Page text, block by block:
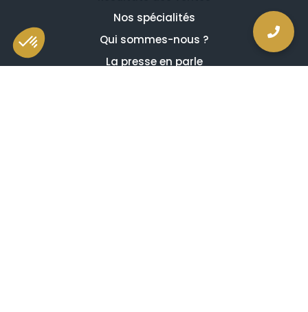
Nos spécialités
Qui sommes-nous ?
La presse en parle